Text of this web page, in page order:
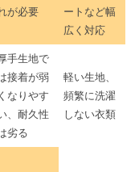
が必要
ートなど幅
広く対応
手生地で
接着が弱
くなりやす
、耐久性
劣る
軽い生地、
頻繁に洗濯
しない衣類